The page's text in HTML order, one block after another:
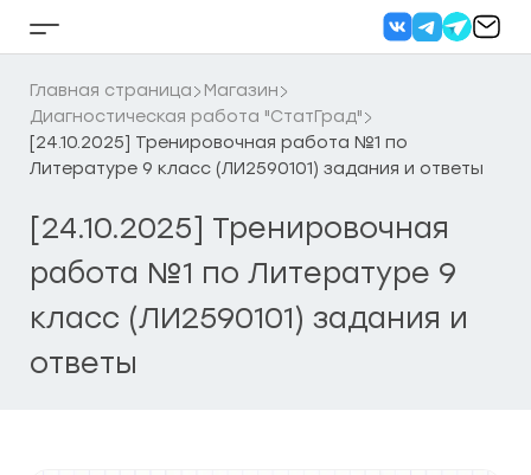
Кнопка
бокового
меню
Главная страница
Магазин
Диагностическая работа "СтатГрад"
[24.10.2025] Тренировочная работа №1 по
Литературе 9 класс (ЛИ2590101) задания и ответы
[24.10.2025] Тренировочная
работа №1 по Литературе 9
класс (ЛИ2590101) задания и
ответы